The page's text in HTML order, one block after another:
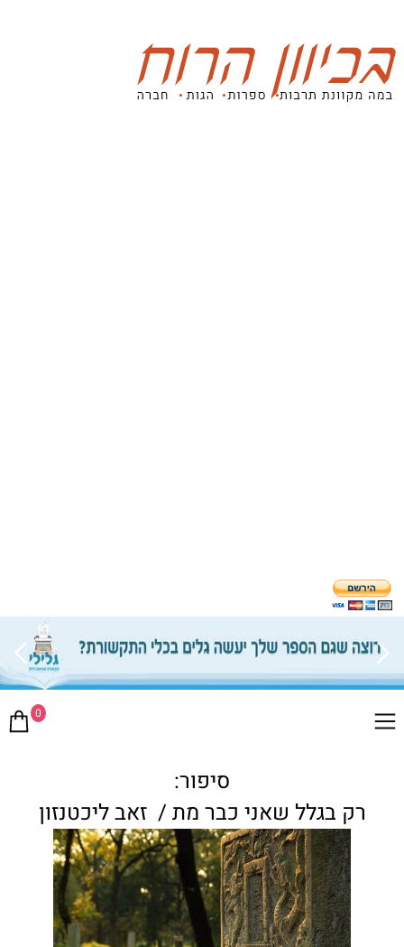
0
סיפור:
רק בגלל שאני כבר מת / זאב ליכטנזון